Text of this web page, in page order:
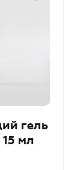
гель
мл